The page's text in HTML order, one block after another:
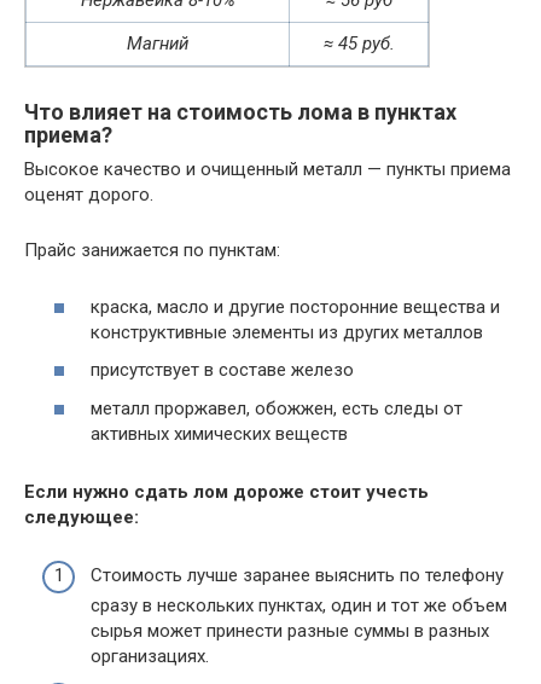
Магний
≈ 45 руб.
Что влияет на стоимость лома в пунктах
приема?
Высокое качество и очищенный металл — пункты приема
оценят дорого.
Прайс занижается по пунктам:
краска, масло и другие посторонние вещества и
конструктивные элементы из других металлов
присутствует в составе железо
металл проржавел, обожжен, есть следы от
активных химических веществ
Если нужно сдать лом дороже стоит учесть
следующее:
Стоимость лучше заранее выяснить по телефону
сразу в нескольких пунктах, один и тот же объем
сырья может принести разные суммы в разных
организациях.